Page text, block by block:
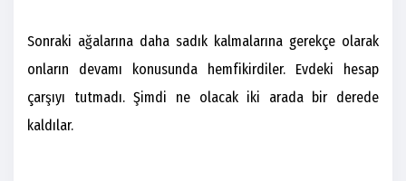
Sonraki ağalarına daha sadık kalmalarına gerekçe olarak
onların devamı konusunda hemfikirdiler. Evdeki hesap
çarşıyı tutmadı. Şimdi ne olacak iki arada bir derede
kaldılar.